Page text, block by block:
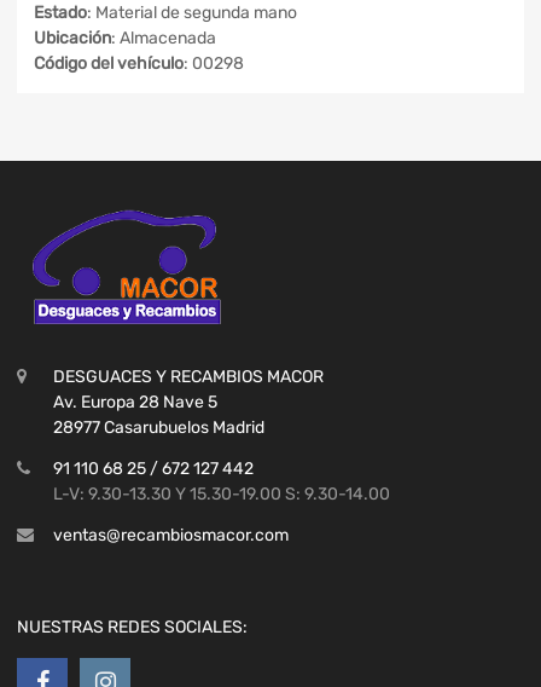
Estado: Material de segunda mano
Ubicación: Almacenada
Código del vehículo: 00298
DESGUACES Y RECAMBIOS MACOR
Av. Europa 28 Nave 5
28977 Casarubuelos Madrid
91 110 68 25 / 672 127 442
L-V: 9.30-13.30 Y 15.30-19.00 S: 9.30-14.00
ventas@recambiosmacor.com
NUESTRAS REDES SOCIALES: